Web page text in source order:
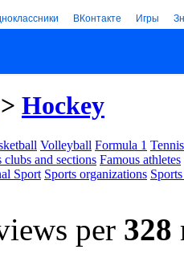
ВКонтакте Игры
> Hockey
Volleyball Formula 1 Tennis
clubs and sections Famous athletes
Sport Sports organizations
per 328